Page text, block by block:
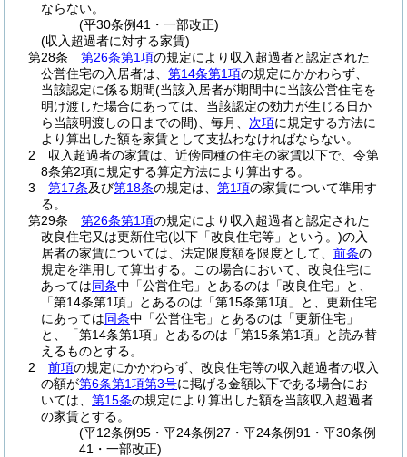
ならない。
(平30条例41・一部改正)
(収入超過者に対する家賃)
第28条
第26条第1項の規定により収入超過者と認定された
公営住宅の入居者は、 第14条第1項の規定にかかわらず、
当該認定に係る期間(当該入居者が期間中に当該公営住宅を
明け渡した場合にあっては、当該認定の効力が生じる日か
ら当該明渡しの日までの間) 、毎月、 次項に規定する方法に
より算出した額を家賃として支払わなければならない。
2
収入超過者の家賃は、近傍同種の住宅の家賃以下で、令第
8条第2項に規定する算定方法により算出する。
3
第17条及び第18条の規定は、 第1項の家賃について準用す
る。
第29条
第26条第1項の規定により収入超過者と認定された
改良住宅又は更新住宅(以下「改良住宅等」という。)の入
居者の家賃については、法定限度額を限度として、 前条の
規定を準用して算出する。
この場合において、改良住宅に
あっては同条中「公営住宅」とあるのは「改良住宅」と、
「第14条第1項」とあるのは「第15条第1項」と、更新住宅
にあっては同条中「公営住宅」とあるのは「更新住宅」
と、「第14条第1項」とあるのは「第15条第1項」と読み替
えるものとする。
2
前項の規定にかかわらず、改良住宅等の収入超過者の収入
の額が第6条第1項第3号に掲げる金額以下である場合にお
いては、 第15条の規定により算出した額を当該収入超過者
の家賃とする。
(平12条例95・平24条例27・平24条例91・平30条例
41・一部改正)